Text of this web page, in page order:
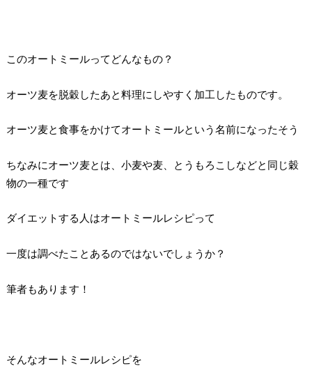
このオートミールってどんなもの？
オーツ麦を脱穀したあと料理にしやすく加工したものです。
オーツ麦と食事をかけてオートミールという名前になったそう
ちなみにオーツ麦とは、小麦や麦、とうもろこしなどと同じ穀
物の一種です
ダイエットする人はオートミールレシピって
一度は調べたことあるのではないでしょうか？
筆者もあります！
そんなオートミールレシピを